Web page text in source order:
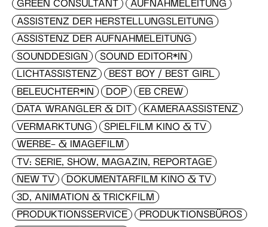
GREEN CONSULTANT
AUFNAHMELEITUNG
ASSISTENZ DER HERSTELLUNGSLEITUNG
ASSISTENZ DER AUFNAHMELEITUNG
SOUNDDESIGN
SOUND EDITOR*IN
LICHTASSISTENZ
BEST BOY / BEST GIRL
BELEUCHTER*IN
DOP
EB CREW
DATA WRANGLER & DIT
KAMERAASSISTENZ
VERMARKTUNG
SPIELFILM KINO & TV
WERBE- & IMAGEFILM
TV: SERIE, SHOW, MAGAZIN, REPORTAGE
NEW TV
DOKUMENTARFILM KINO & TV
3D, ANIMATION & TRICKFILM
PRODUKTIONSSERVICE
PRODUKTIONSBÜROS